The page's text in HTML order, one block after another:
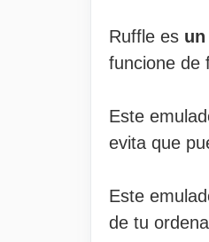
Ruffle es
funcione de
Este
evita que
Este
de tu